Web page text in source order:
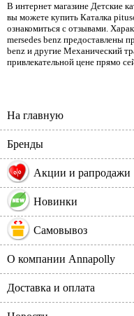
В интернет магазине Детские
вы можете купить Каталка
ознакомиться с отзывами.
mersedes benz предоставлены
benz и другие Механический
привлекательной цене прямо
На главную
Бренды
% Акции и рапродажи
Новинки
Самовывоз
О компании Annapolly
Доставка и оплата